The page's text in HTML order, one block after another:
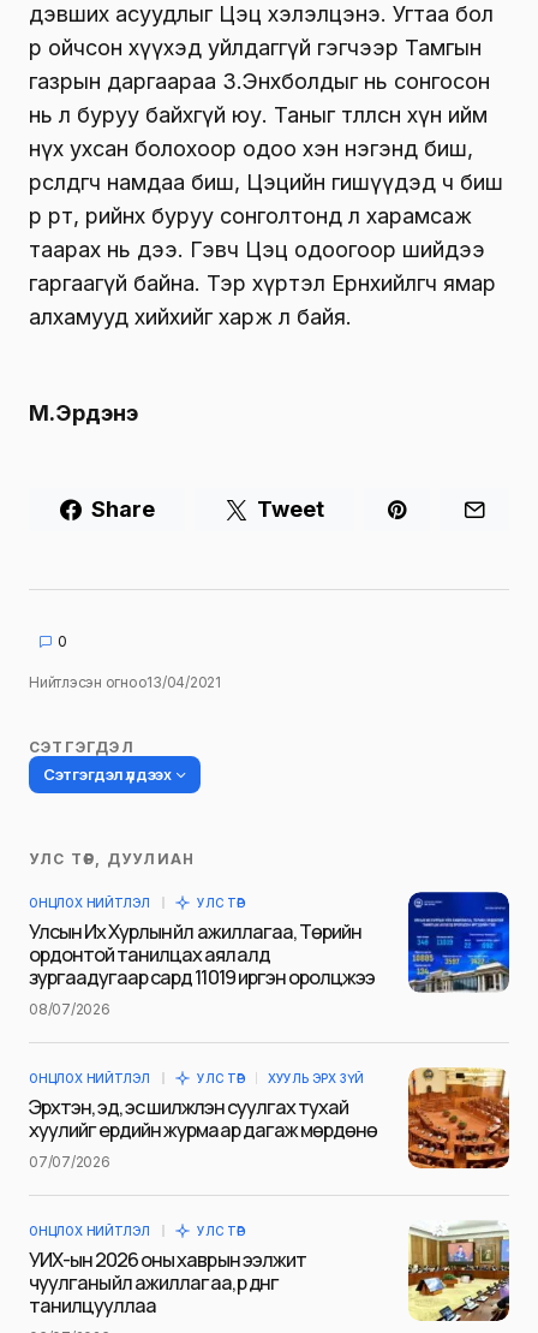
дэвших асуудлыг Цэц хэлэлцэнэ. Угтаа бол
өөрөө ойчсон хүүхэд уйлдаггүй гэгчээр Тамгын
газрын даргаараа З.Энхболдыг нь сонгосон
нь л буруу байхгүй юу. Таныг төлөөлсөн хүн ийм
нүх ухсан болохоор одоо хэн нэгэнд биш,
өрсөлдөгч намдаа биш, Цэцийн гишүүдэд ч биш
өөрөө өөртөө, өөрийнхөө буруу сонголтонд л харамсаж
таарах нь дээ. Гэвч Цэц одоогоор шийдээ
гаргаагүй байна. Тэр хүртэл Ерөнхийлөгч ямар
алхамууд хийхийг харж л байя.
М.Эрдэнэ
Share Tweet
0
Нийтлэсэн огноо13/04/2021
СЭТГЭГДЭЛ
Сэтгэгдэл үлдээх
Таны имэйл хаягийг нийтлэхгүй.
тэмдэглэсэн
Сэтгэгдэл*
Name
УЛС ТӨР, ДУУЛИАН
ОНЦЛОХ НИЙТЛЭЛ УЛС ТӨР
Улсын Их Хурлын үйл ажиллагаа, Төрийн
ордонтой танилцах аялалд
зургаадугаар сард 11019 иргэн оролцжээ
08/07/2026
ОНЦЛОХ НИЙТЛЭЛ УЛС ТӨР ХУУЛЬ ЭРХ ЗҮЙ
Эрхтэн, эд, эс шилжүүлэн суулгах тухай
хуулийг ердийн журмаар дагаж мөрдөнө
07/07/2026
ОНЦЛОХ НИЙТЛЭЛ УЛС ТӨР
УИХ-ын 2026 оны хаврын ээлжит
чуулганы үйл ажиллагаа, үр дүнг
танилцууллаа